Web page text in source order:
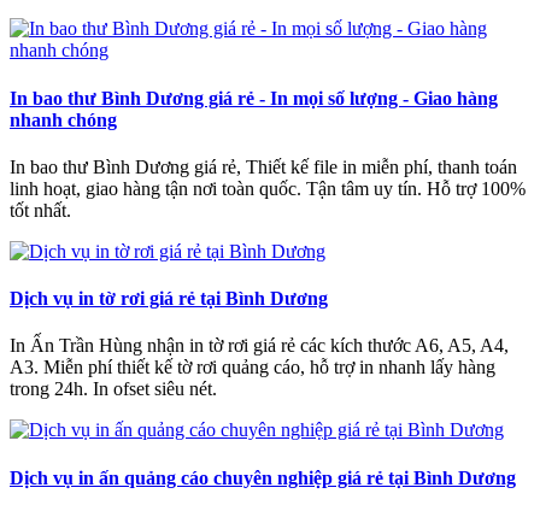
In bao thư Bình Dương giá rẻ - In mọi số lượng - Giao hàng
nhanh chóng
In bao thư Bình Dương giá rẻ, Thiết kế file in miễn phí, thanh toán
linh hoạt, giao hàng tận nơi toàn quốc. Tận tâm uy tín. Hỗ trợ 100%
tốt nhất.
Dịch vụ in tờ rơi giá rẻ tại Bình Dương
In Ấn Trần Hùng nhận in tờ rơi giá rẻ các kích thước A6, A5, A4,
A3. Miễn phí thiết kế tờ rơi quảng cáo, hỗ trợ in nhanh lấy hàng
trong 24h. In ofset siêu nét.
Dịch vụ in ấn quảng cáo chuyên nghiệp giá rẻ tại Bình Dương